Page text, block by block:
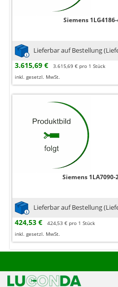
Siemens
Lieferbar auf Bestellung
3.615,69 €
3.615,69 € pro 1 Stück
inkl. gesetzl. MwSt.
Siemens 1LA7090-
Lieferbar auf Bestellung
424,53 €
424,53 € pro 1 Stück
inkl. gesetzl. MwSt.